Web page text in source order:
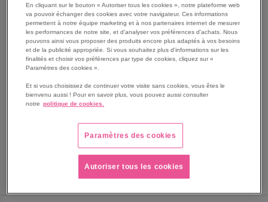
SKIP
BEGINNING
Les avantages
Scotcheuse de caisse-carton semi-automatique.
Encadrement robuste avec structure à deux mâts.
Contrôle parfait avec guides latéraux et 4 courroies.
Maintenance aisée avec accès rapide aux commandes.
Voir le descriptif complet
En cliquant sur le bouton « Autoriser tous les cookies », notre plateforme web
va pouvoir échanger des cookies avec votre navigateur. Ces informations
permettent à notre équipe marketing et à nos partenaires internet de mesurer
les performances de notre site, et d'analyser vos préférences d'achats. Nous
pouvons ainsi vous proposer des produits encore plus adaptés à vos besoins
et de la publicité appropriée. Si vous souhaitez plus d'informations sur les
finalités et choisir vos préférences par type de cookies, cliquez sur «
Paramètres des cookies ».
Et si vous choisissez de continuer votre visite sans cookies, vous êtes le
bienvenu aussi ! Pour en savoir plus, vous pouvez aussi consulter
notre politique de cookies.
Paramètres des cookies
Autoriser tous les cookies